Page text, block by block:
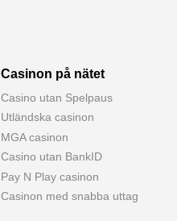
Casinon på nätet
Casino utan Spelpaus
Utländska casinon
MGA casinon
Casino utan BankID
Pay N Play casinon
Casinon med snabba uttag